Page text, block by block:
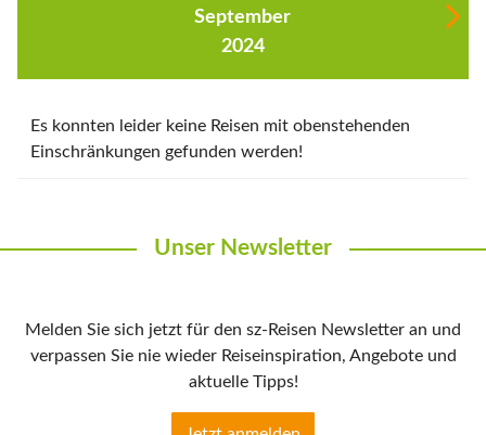
September
2024
Es konnten leider keine Reisen mit obenstehenden
Einschränkungen gefunden werden!
Unser Newsletter
Melden Sie sich jetzt für den sz-Reisen Newsletter an und
verpassen Sie nie wieder Reiseinspiration, Angebote und
aktuelle Tipps!